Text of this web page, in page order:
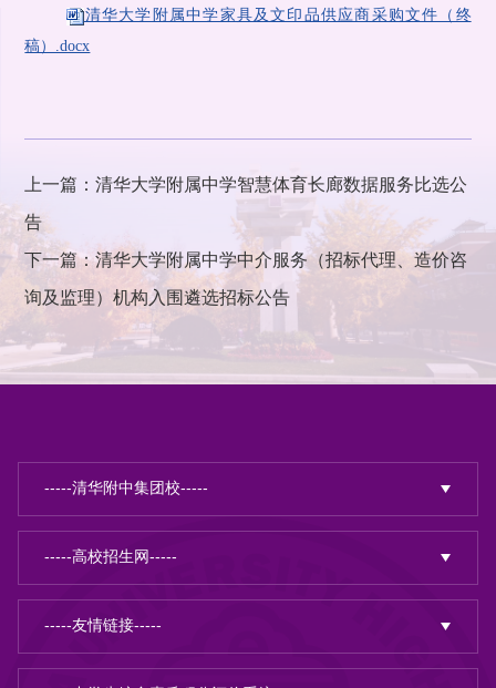
清华大学附属中学家具及文印品供应商采购文件（终
稿）.docx
上一篇：清华大学附属中学智慧体育长廊数据服务比选公
告
下一篇：清华大学附属中学中介服务（招标代理、造价咨
询及监理）机构入围遴选招标公告